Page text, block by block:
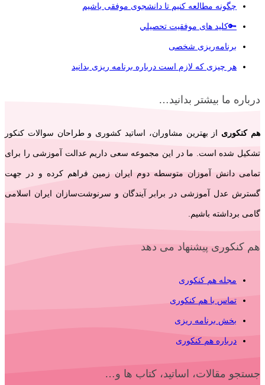
چگونه مطالعه کنیم تا دانشجوی موفقی باشیم
🔑کلید های موفقيت تحصيلي
برنامه‌ریزی شخصی
هر چیزی که لازم است درباره برنامه ریزی بدانید
درباره ما بیشتر بدانید…
هم کنکوری از بهترین مشاوران، اساتید کشوری و طراحان سوالات کنکور
تشکیل شده است. ما در این مجموعه سعی داریم عدالت آموزشی را برای
تمامی دانش آموزان متوسطه دوم ایران زمین فراهم کرده و در جهت
گسترش عدل آموزشی در برابر آیندگان و سرنوشت‌سازان ایران اسلامی‌
گامی برداشته باشیم.
هم کنکوری پیشنهاد می دهد
مجله هم کنکوری
تماس با هم کنکوری
بخش برنامه ریزی
درباره هم کنکوری
جستجو مقالات، اساتید، کتاب ها و…